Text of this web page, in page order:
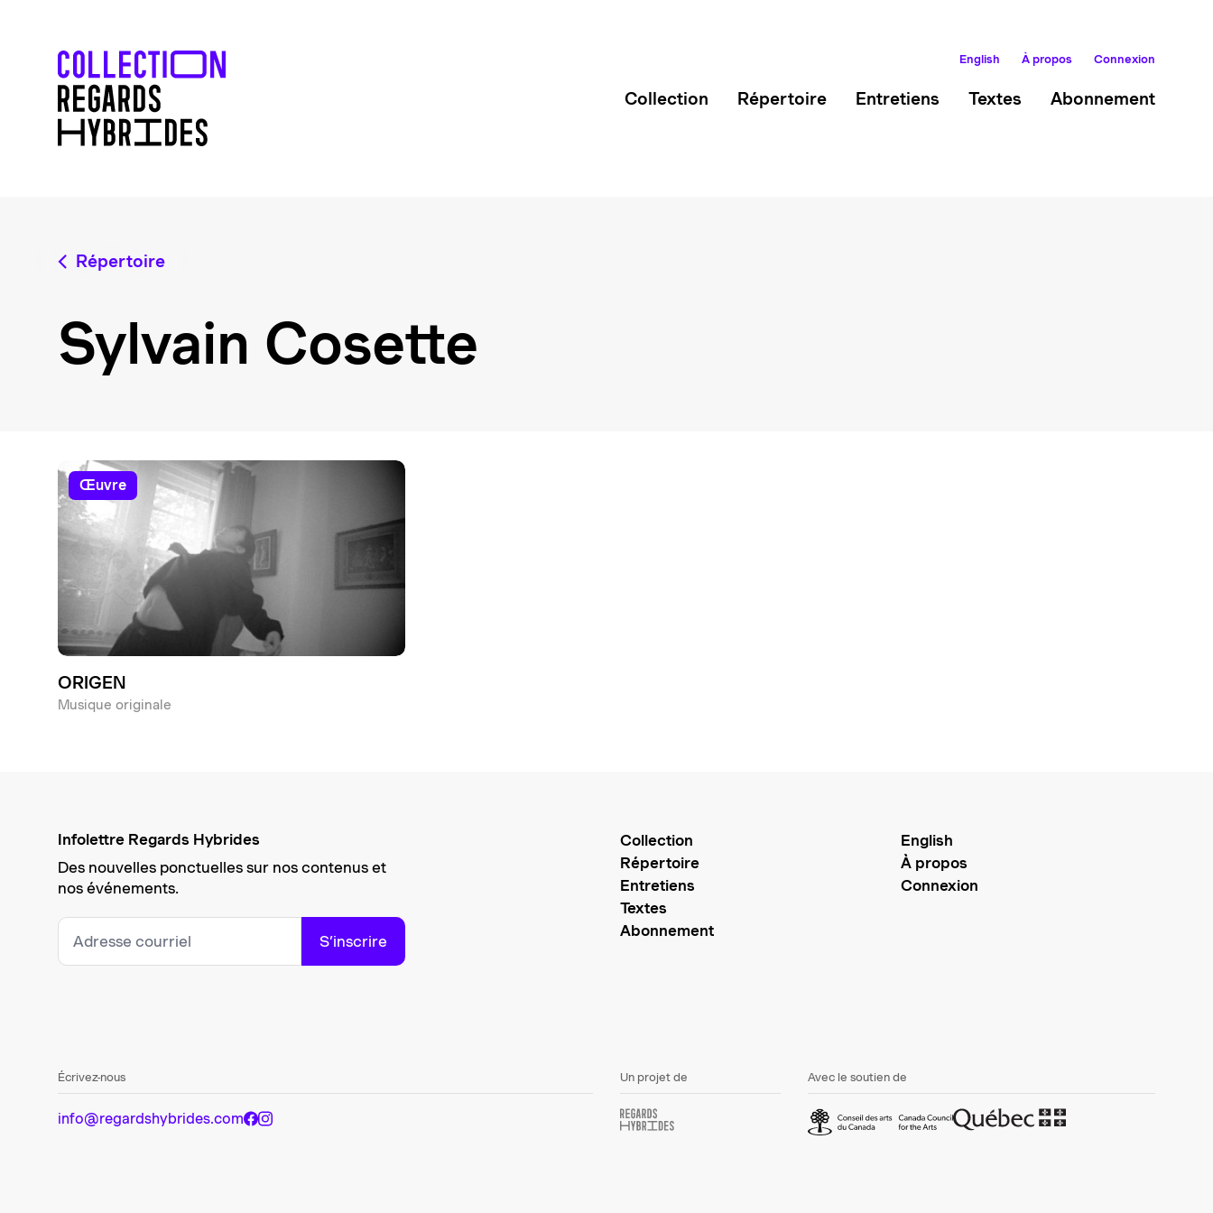
English À propos Connexion
Collection Répertoire Entretiens Textes Abonnement
Répertoire
Sylvain Cosette
œuvre
ORIGEN
Musique originale
Infolettre Regards Hybrides
Des nouvelles ponctuelles sur nos contenus et
nos événements.
S’inscrire
Collection
Répertoire
Entretiens
Textes
Abonnement
English
À propos
Connexion
Écrivez-nous
info@regardshybrides.com
Un projet de Avec le soutien de